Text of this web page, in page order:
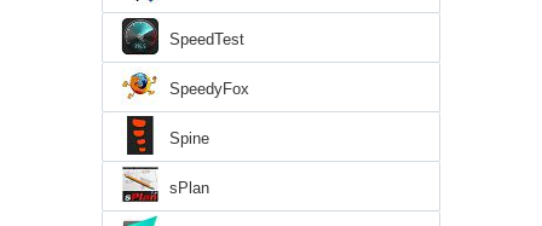
SpeedTest
SpeedyFox
Spine
sPlan